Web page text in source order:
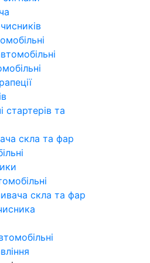
стартерів та
скла та фар
скла та фар